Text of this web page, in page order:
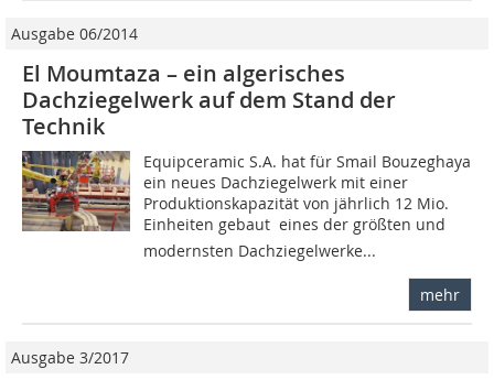
Ausgabe 06/2014
El Moumtaza – ein algerisches
Dachziegelwerk auf dem Stand der
Technik
Equipceramic S.A. hat für Smail Bouzeghaya
ein neues Dachziegelwerk mit einer
Produktionskapazität von jährlich 12 Mio.
Einheiten gebaut  eines der größten und
modernsten Dachziegelwerke...
mehr
Ausgabe 3/2017